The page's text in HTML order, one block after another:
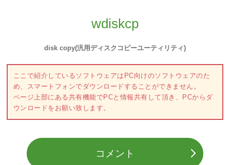
wdiskcp
disk copy(汎用ディスクコピーユーティリティ)
ここで紹介しているソフトウェアはPC向けのソフトウェアのた
め、スマートフォンでダウンロードすることができません。
ページ上部にある共有機能でPCと情報共有して頂き、PCからダ
ウンロードをお願い致します。
コメント